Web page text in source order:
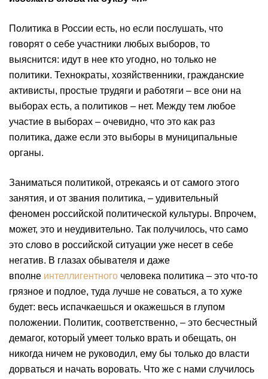
Политика в России есть, но если послушать, что
говорят о себе участники любых выборов, то
выяснится: идут в нее кто угодно, но только не
политики. Технократы, хозяйственники, гражданские
активисты, простые трудяги и работяги – все они на
выборах есть, а политиков – нет. Между тем любое
участие в выборах – очевидно, что это как раз
политика, даже если это выборы в муниципальные
органы.
Заниматься политикой, отрекаясь и от самого этого
занятия, и от звания политика, – удивительный
феномен российской политической культуры. Впрочем,
может, это и неудивительно. Так получилось, что само
это слово в российской ситуации уже несет в себе
негатив. В глазах обывателя и даже
вполне интеллигентного человека политика – это что-то
грязное и подлое, туда лучше не соваться, а то хуже
будет: весь испачкаешься и окажешься в глупом
положении. Политик, соответственно, – это бесчестный
демагог, который умеет только врать и обещать, он
никогда ничем не руководил, ему бы только до власти
дорваться и начать воровать. Что же с нами случилось